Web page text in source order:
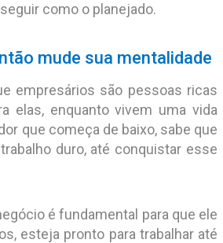
como o planejado.
mude sua mentalidade
empresários são pessoas ricas
elas, enquanto vivem uma vida
que começa de baixo, sabe que
duro, até conquistar esse
é fundamental para que ele
esteja pronto para trabalhar até